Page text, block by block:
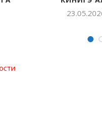
16:15